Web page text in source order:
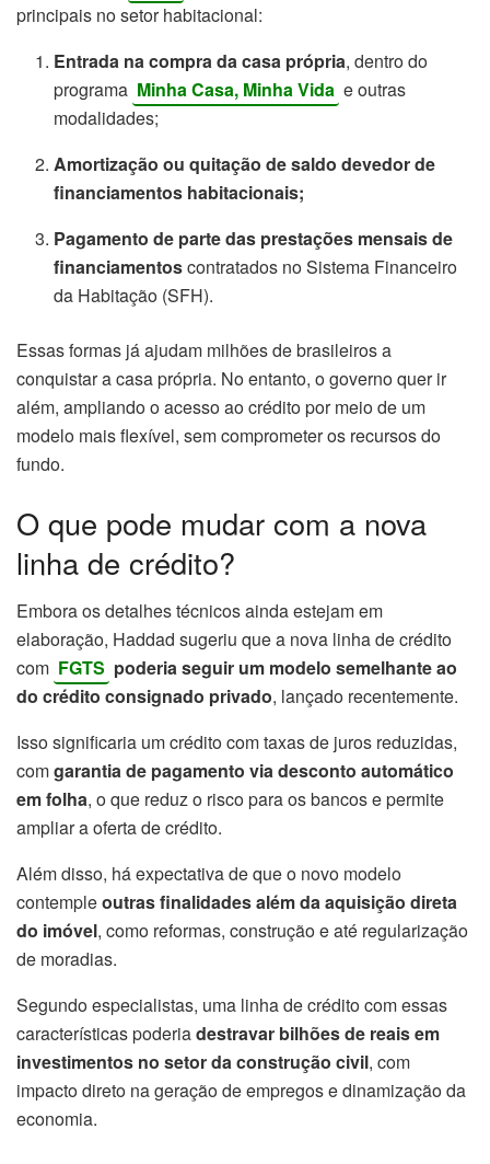
principais no setor habitacional:
Entrada na compra da casa própria, dentro do
programa Minha Casa, Minha Vida e outras
modalidades;
Amortização ou quitação de saldo devedor de
financiamentos habitacionais;
Pagamento de parte das prestações mensais de
financiamentoscontratados no Sistema Financeiro
da Habitação (SFH).
Essas formas já ajudam milhões de brasileiros a
conquistar a casa própria. No entanto, o governo quer ir
além, ampliando o acesso ao crédito por meio de um
modelo mais flexível, sem comprometer os recursos do
fundo.
O que pode mudar com a nova
linha de crédito?
Embora os detalhes técnicos ainda estejam em
elaboração, Haddad sugeriu que a nova linha de crédito
com FGTS poderia seguir um modelo semelhante ao
do crédito consignado privado, lançado recentemente.
Isso significaria um crédito com taxas de juros reduzidas,
comgarantia de pagamento via desconto automático
em folha, o que reduz o risco para os bancos e permite
ampliar a oferta de crédito.
Além disso, há expectativa de que o novo modelo
contempleoutras finalidades além da aquisição direta
do imóvel, como reformas, construção e até regularização
de moradias.
Segundo especialistas, uma linha de crédito com essas
características poderiadestravar bilhões de reais em
investimentos no setor da construção civil, com
impacto direto na geração de empregos e dinamização da
economia.